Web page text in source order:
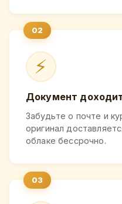
⚡
Документ
Забудьте о почте и
оригинал
облаке бессрочно.